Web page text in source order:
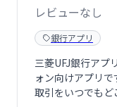
レビューなし
銀行アプリ
三菱UFJ銀行アプ
ォン向けアプリ
取引をいつでも